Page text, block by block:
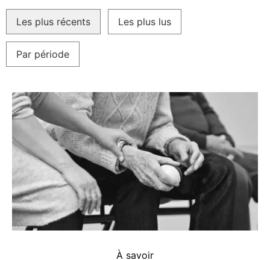
Les plus récents Les plus lus
Par période
À savoir